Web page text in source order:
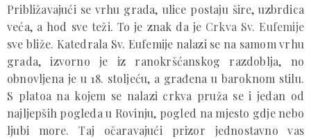
Približavajući se vrhu grada, ulice postaju šire, uzbrdica
veća, a hod sve teži. To je znak da je Crkva Sv. Eufemije
sve bliže. Katedrala Sv. Eufemije nalazi se na samom vrhu
grada, izvorno je iz ranokršćanskog razdoblja, no
obnovljena je u 18. stoljeću, a građena u baroknom stilu.
S platoa na kojem se nalazi crkva pruža se i jedan od
najljepših pogleda u Rovinju, pogled na mjesto gdje nebo
ljubi more. Taj očaravajući prizor jednostavno vas